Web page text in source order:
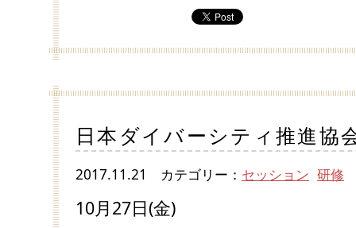
日本ダイバーシティ推進協
2017.11.21 カテゴリー： セッション 研修
10月27日(金)